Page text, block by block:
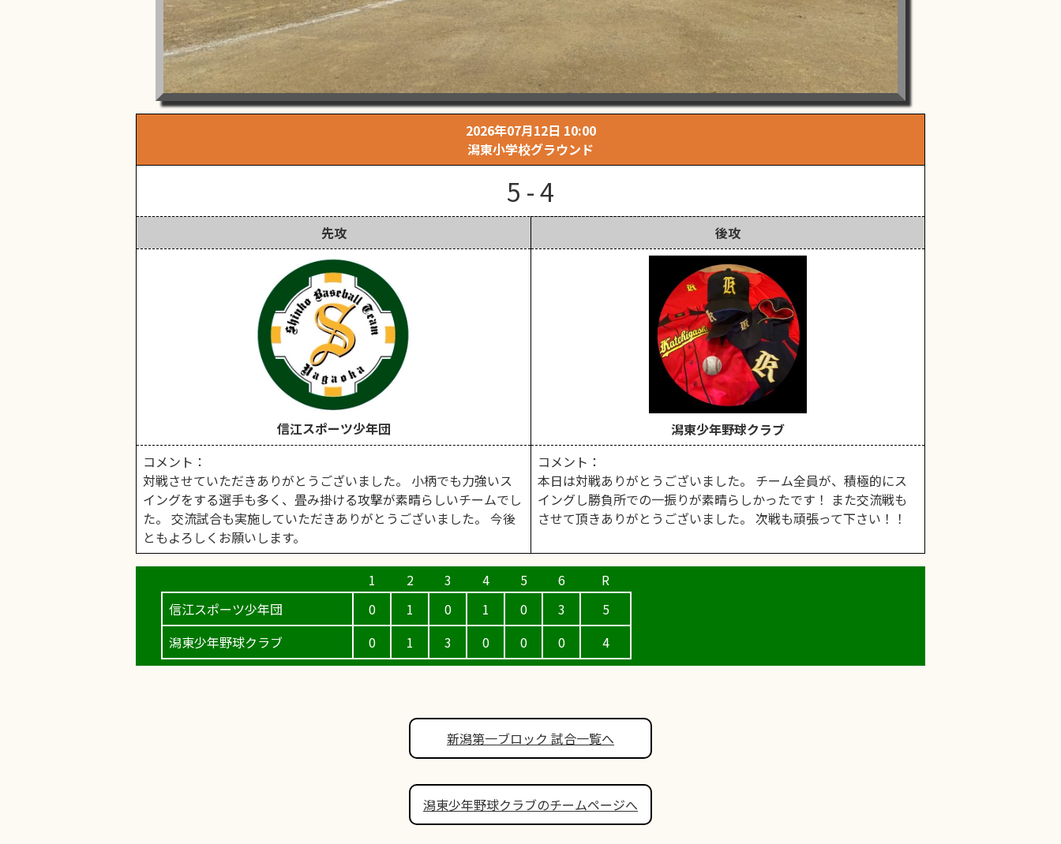
2026年07月12日 10:00
潟東小学校グラウンド
5 - 4
先攻 後攻
信江スポーツ少年団
潟東少年野球クラブ
コメント：
対戦させていただきありがとうございました。 小柄でも力強いス
イングをする選手も多く、畳み掛ける攻撃が素晴らしいチームでし
た。 交流試合も実施していただきありがとうございました。 今後
ともよろしくお願いします。
コメント：
本日は対戦ありがとうございました。 チーム全員が、積極的にス
イングし勝負所での一振りが素晴らしかったです！ また交流戦も
させて頂きありがとうございました。 次戦も頑張って下さい！！
信江スポーツ少年団
潟東少年野球クラブ
0
0
1
1
0
3
1
0
0
0
3
0
5
4
新潟第一ブロック 試合一覧へ
潟東少年野球クラブのチームページへ